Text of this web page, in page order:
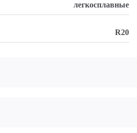
легкосплавные
R20